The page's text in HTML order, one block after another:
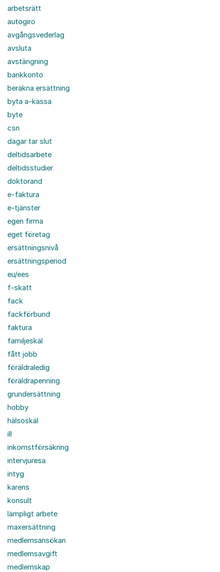
arbetsrätt
autogiro
avgångsvederlag
avsluta
avstängning
bankkonto
beräkna ersättning
byta a-kassa
byte
csn
dagar tar slut
deltidsarbete
deltidsstudier
doktorand
e-faktura
e-tjänster
egen firma
eget företag
ersättningsnivå
ersättningsperiod
eu/ees
f-skatt
fack
fackförbund
faktura
familjeskäl
fått jobb
föräldraledig
föräldrapenning
grundersättning
hobby
hälsoskäl
ill
inkomstförsäkring
intervjuresa
intyg
karens
konsult
lämpligt arbete
maxersättning
medlemsansökan
medlemsavgift
medlemskap